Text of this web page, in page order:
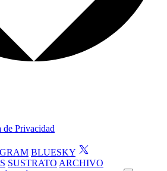
de Privacidad
BLUESKY
SUSTRATO ARCHIVO